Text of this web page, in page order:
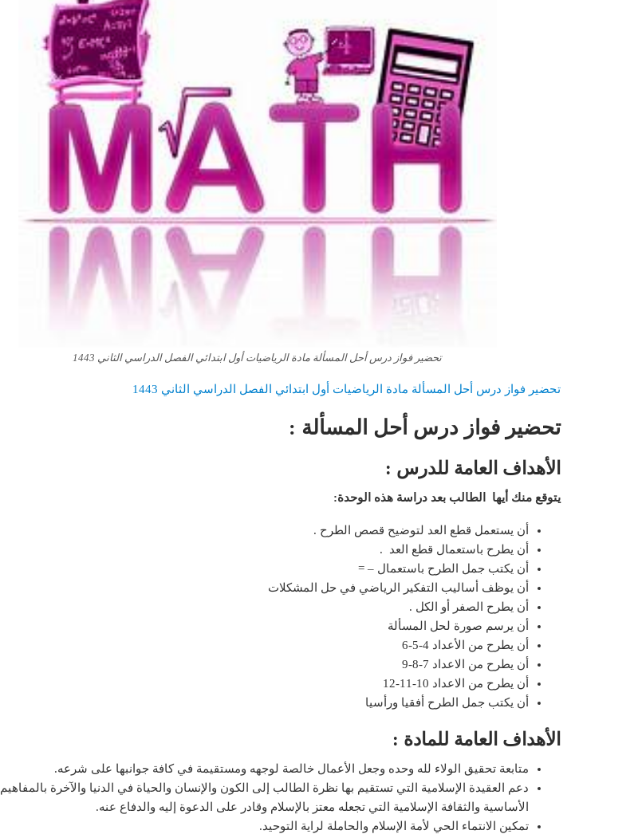
تحضير فواز درس أحل المسألة مادة الرياضيات أول ابتدائي الفصل الدراسي الثاني 1443
تحضير فواز درس أحل المسألة مادة الرياضيات أول ابتدائي الفصل الدراسي الثاني 1443
تحضير فواز درس أحل المسألة :
الأهداف العامة للدرس :
يتوقع منك أيها الطالب بعد دراسة هذه الوحدة:
أن يستعمل قطع العد لتوضيح قصص الطرح .
أن يطرح باستعمال قطع العد .
أن يكتب جمل الطرح باستعمال – =
أن يوظف أساليب التفكير الرياضي في حل المشكلات
أن يطرح الصفر أو الكل .
أن يرسم صورة لحل المسألة
أن يطرح من الأعداد 4-5-6
أن يطرح من الاعداد 7-8-9
أن يطرح من الاعداد 10-11-12
أن يكتب جمل الطرح أفقيا ورأسيا
الأهداف العامة للمادة :
متابعة تحقيق الولاء لله وحده وجعل الأعمال خالصة لوجهه ومستقيمة في كافة جوانبها على شرعه.
دعم العقيدة الإسلامية التي تستقيم بها نظرة الطالب إلى الكون والإنسان والحياة في الدنيا والآخرة بالمفاهيم
الأساسية والثقافة الإسلامية التي تجعله معتز بالإسلام وقادر على الدعوة إليه والدفاع عنه.
تمكين الانتماء الحي لأمة الإسلام والحاملة لراية التوحيد.